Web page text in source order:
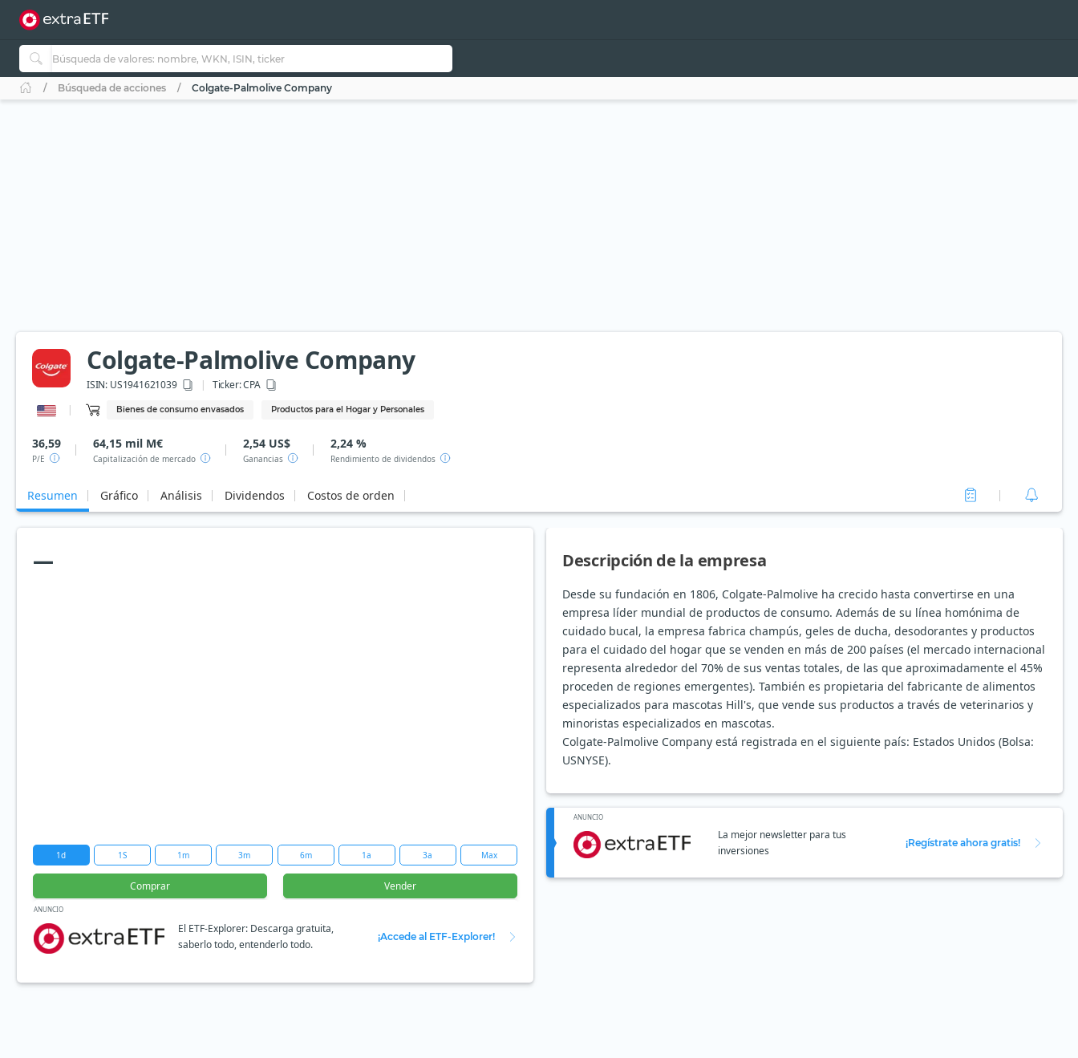
Búsqueda de acciones Colgate-Palmolive Company
Colgate-Palmolive Company
ISIN: US1941621039 Ticker:CPA
Bienes de consumo envasados Productos para el Hogar y Personales
36,59
P/E
64,15 mil M€
Capitalización de mercado
2,54 US$
Ganancias
2,24 %
Rendimiento de dividendos
Resumen Gráfico Análisis Dividendos Costos de orden
—
1d 1S 1m 3m 6m 1a 3a Max
Comprar Vender
ANUNCIO
El ETF-Explorer: Descarga gratuita,
saberlo todo, entenderlo todo.
¡Accede al ETF-Explorer!
Descripción de la empresa
Desde su fundación en 1806, Colgate-Palmolive ha crecido hasta convertirse en una
empresa líder mundial de productos de consumo. Además de su línea homónima de
cuidado bucal, la empresa fabrica champús, geles de ducha, desodorantes y productos
para el cuidado del hogar que se venden en más de 200 países (el mercado internacional
representa alrededor del 70% de sus ventas totales, de las que aproximadamente el 45%
proceden de regiones emergentes). También es propietaria del fabricante de alimentos
especializados para mascotas Hill's, que vende sus productos a través de veterinarios y
minoristas especializados en mascotas.
Colgate-Palmolive Company está registrada en el siguiente país: Estados Unidos (Bolsa:
USNYSE).
ANUNCIO
La mejor newsletter para tus
inversiones
¡Regístrate ahora gratis!